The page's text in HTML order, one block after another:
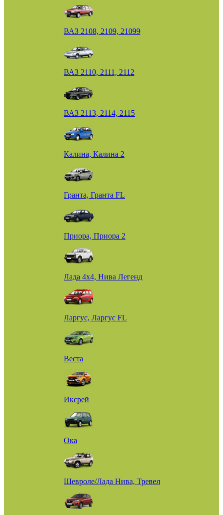
ВАЗ 2108, 2109, 21099
ВАЗ 2110, 2111, 2112
ВАЗ 2113, 2114, 2115
Калина, Калина 2
Гранта, Гранта FL
Приора, Приора 2
Лада 4х4, Нива Легенд
Ларгус, Ларгус FL
Веста
Иксрей
Ока
Шевроле/Лада Нива, Тревел